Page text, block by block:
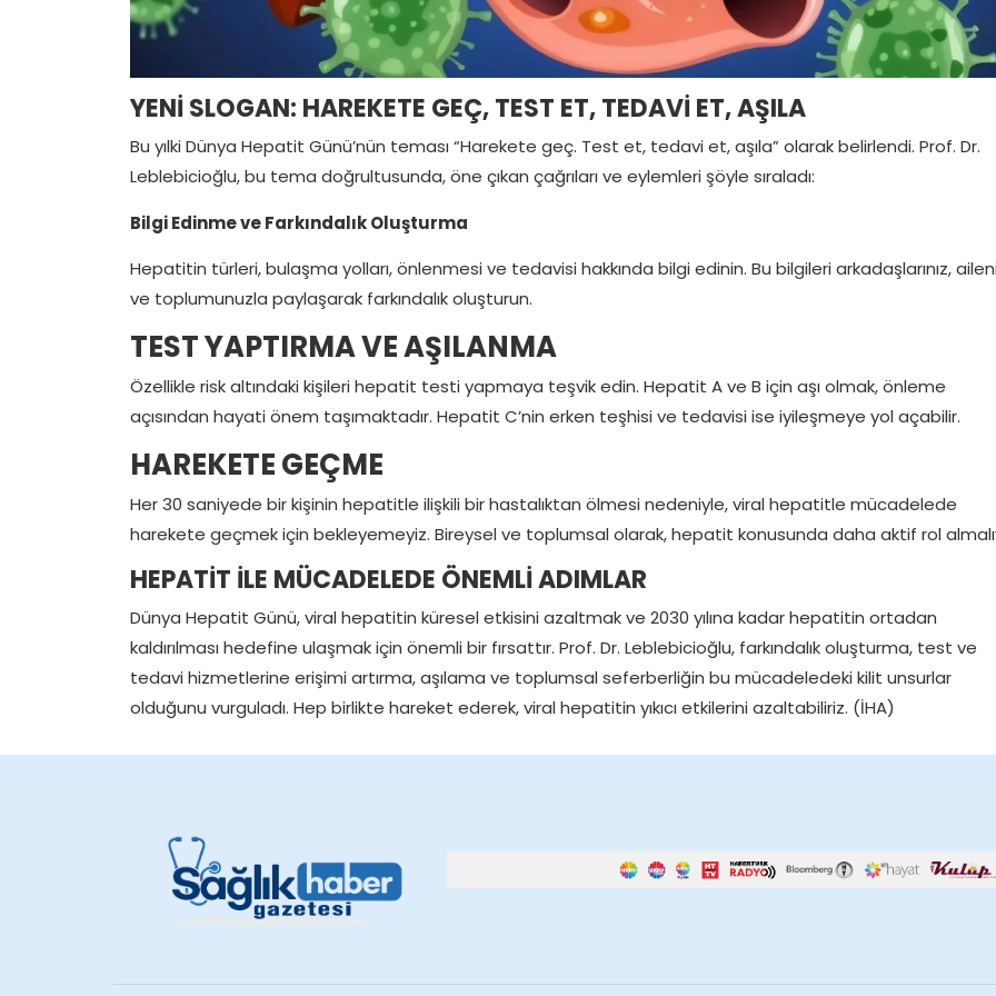
YENİ SLOGAN: HAREKETE GEÇ, TEST ET, TEDAVİ ET, AŞILA
Bu yılki Dünya Hepatit Günü’nün teması “Harekete geç. Test et, tedavi et, aşıla” olarak belirlendi. Prof. Dr.
Leblebicioğlu, bu tema doğrultusunda, öne çıkan çağrıları ve eylemleri şöyle sıraladı:
Bilgi Edinme ve Farkındalık Oluşturma
Hepatitin türleri, bulaşma yolları, önlenmesi ve tedavisi hakkında bilgi edinin. Bu bilgileri arkadaşlarınız,
ve toplumunuzla paylaşarak farkındalık oluşturun.
TEST YAPTIRMA VE AŞILANMA
Özellikle risk altındaki kişileri hepatit testi yapmaya teşvik edin. Hepatit A ve B için aşı olmak, önleme
açısından hayati önem taşımaktadır. Hepatit C’nin erken teşhisi ve tedavisi ise iyileşmeye yol açabilir.
HAREKETE GEÇME
Her 30 saniyede bir kişinin hepatitle ilişkili bir hastalıktan ölmesi nedeniyle, viral hepatitle mücadelede
harekete geçmek için bekleyemeyiz. Bireysel ve toplumsal olarak, hepatit konusunda daha aktif rol
HEPATİT İLE MÜCADELEDE ÖNEMLİ ADIMLAR
Dünya Hepatit Günü, viral hepatitin küresel etkisini azaltmak ve 2030 yılına kadar hepatitin ortadan
kaldırılması hedefine ulaşmak için önemli bir fırsattır. Prof. Dr. Leblebicioğlu, farkındalık oluşturma, test ve
tedavi hizmetlerine erişimi artırma, aşılama ve toplumsal seferberliğin bu mücadeledeki kilit unsurlar
olduğunu vurguladı. Hep birlikte hareket ederek, viral hepatitin yıkıcı etkilerini azaltabiliriz. (İHA)